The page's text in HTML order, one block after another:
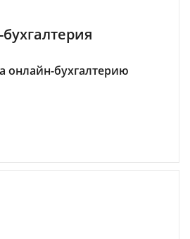
онлайн-бухгалтерию